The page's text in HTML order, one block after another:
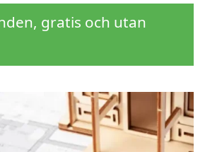
gratis och utan